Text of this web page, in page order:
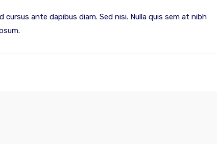
cursus ante dapibus diam. Sed nisi. Nulla quis sem at nibh